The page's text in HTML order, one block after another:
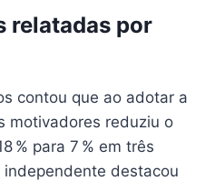
relatadas por
contou que ao adotar a
motivadores reduziu o
% para 7 % em três
destacou